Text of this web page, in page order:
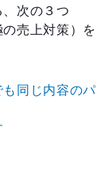
次の３つ
売上対策）を
同じ内容のパ